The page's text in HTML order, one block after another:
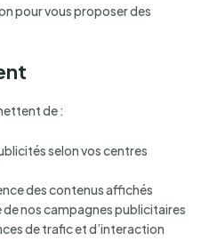
pour vous proposer des
de :
selon vos centres
des contenus affichés
de nos campagnes publicitaires
de trafic et d’interaction